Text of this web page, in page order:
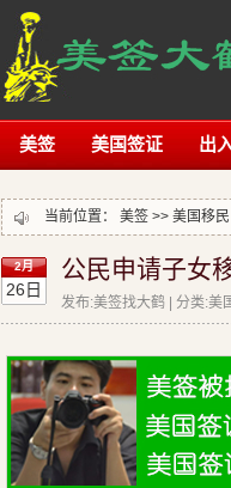
美签 美国签证 出
当前位置： 美签 >> 美国移民
2月
26日
公民申请子女
发布:美签找大鹤 | 分类:美